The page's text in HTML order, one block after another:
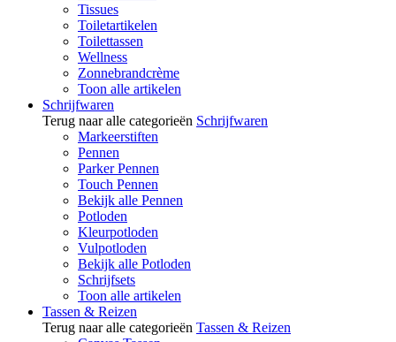
Tissues
Toiletartikelen
Toilettassen
Wellness
Zonnebrandcrème
Toon alle artikelen
Schrijfwaren
Terug naar alle categorieën Schrijfwaren
Markeerstiften
Pennen
Parker Pennen
Touch Pennen
Bekijk alle Pennen
Potloden
Kleurpotloden
Vulpotloden
Bekijk alle Potloden
Schrijfsets
Toon alle artikelen
Tassen & Reizen
Terug naar alle categorieën Tassen & Reizen